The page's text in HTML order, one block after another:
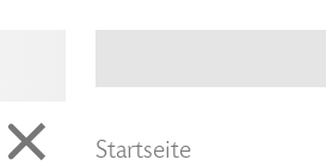
Startseite